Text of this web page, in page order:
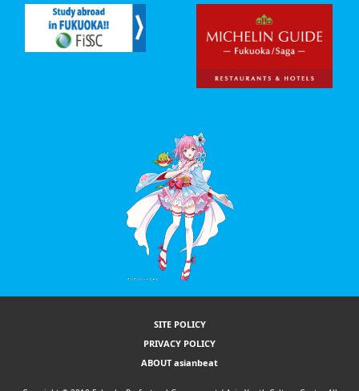
SITE POLICY
PRIVACY POLICY
ABOUT asianbeat